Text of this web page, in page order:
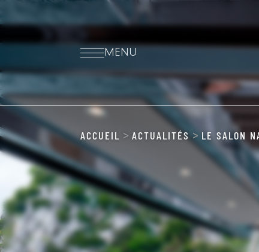
MENU
ACCUEIL >ACTUALITÉS > LE SALON